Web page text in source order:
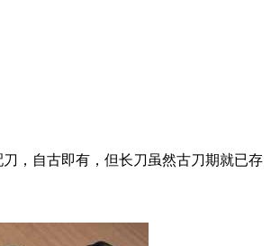
，自古即有，但长刀虽然古刀期就已存